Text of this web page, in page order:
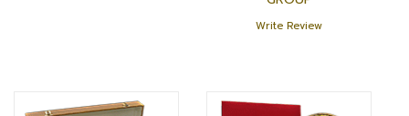
Write Review